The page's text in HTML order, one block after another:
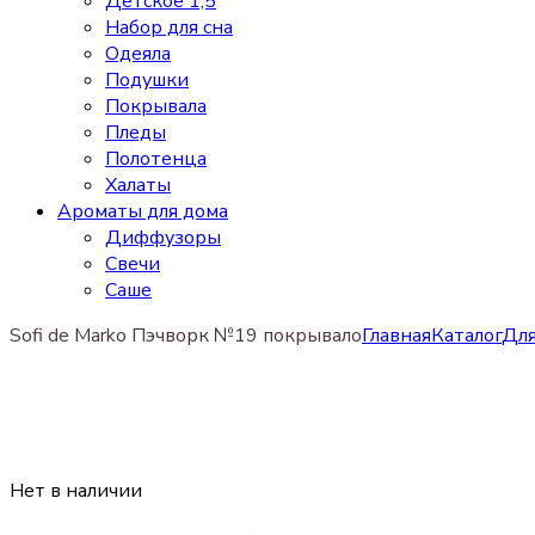
Набор для сна
Одеяла
Подушки
Покрывала
Пледы
Полотенца
Халаты
Ароматы для дома
Диффузоры
Свечи
Cаше
Sofi de Marko Пэчворк №19 покрывалоГлавнаяКаталог
Нет в наличии